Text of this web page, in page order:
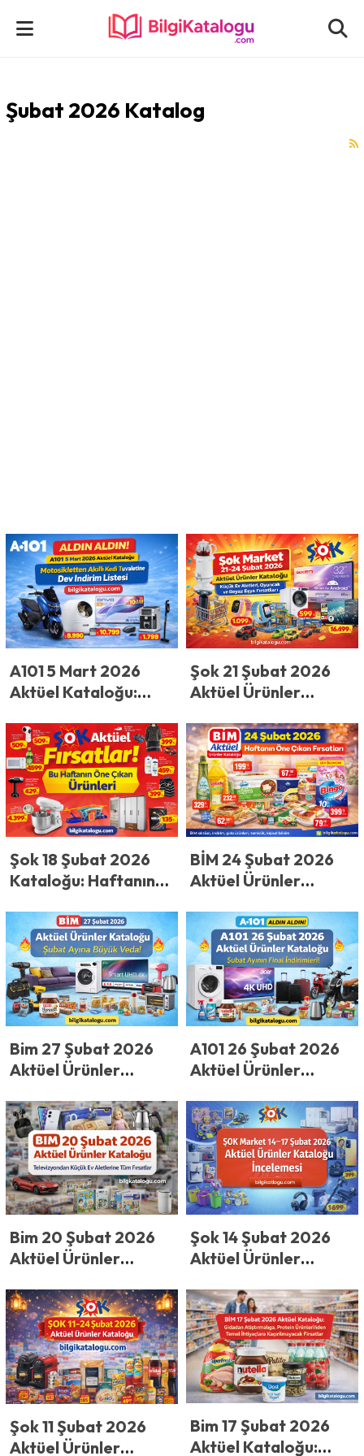
Şubat 2026 Katalog
A101 5 Mart 2026
Aktüel Kataloğu:
Kedi Tuvaletine Dev
İndirim Listesi
Şok 21 Şubat 2026
Aktüel Ürünler
Aletleri, Oyuncak ve
Beyaz Eşya Fırsatları
Şok 18 Şubat 2026
Kataloğu: Haftanın
BİM 24 Şubat 2026
Aktüel Ürünler
Öne Çıkan Fırsatları
Bim 27 Şubat 2026
Aktüel Ürünler
Ayına Büyük Veda!
A101 26 Şubat 2026
Aktüel Ürünler
Ayının Final
İndirimleri!
Bim 20 Şubat 2026
Aktüel Ürünler
Televizyondan Küçük
Ev Aletlerine Tüm
Fırsatlar
Şok 14 Şubat 2026
Aktüel Ürünler
Şok 11 Şubat 2026
Aktüel Ürünler
Bim 17 Şubat 2026
Aktüel Kataloğu: